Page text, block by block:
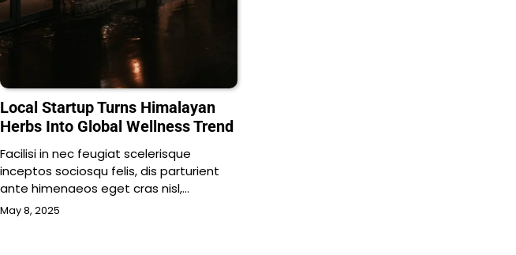
Local Startup Turns Himalayan
Herbs Into Global Wellness Trend
Facilisi in nec feugiat scelerisque
inceptos sociosqu felis, dis parturient
ante himenaeos eget cras nisl,…
May 8, 2025